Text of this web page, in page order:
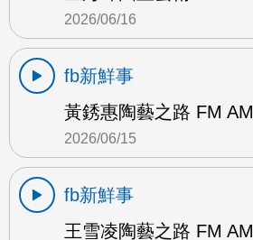
2026/06/16
fb新鮮事
黃銹惠陶藝之路 FM AM
2026/06/15
fb新鮮事
王雪凌陶藝之路 FM AM